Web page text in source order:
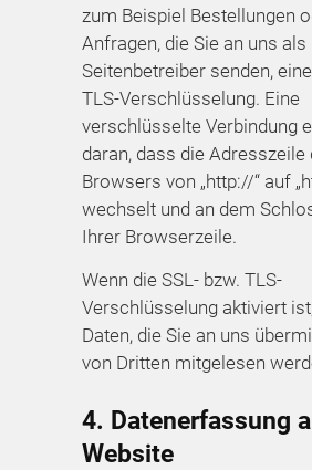
zum Beispiel Bestellungen
Anfragen, die Sie an uns als
Seitenbetreiber senden,
TLS-Verschlüsselung. Eine
verschlüsselte Verbindung
daran, dass die Adresszeile
Browsers von „http://“ auf
wechselt und an dem
Ihrer Browserzeile.
Wenn die SSL- bzw. TLS-
Verschlüsselung aktiviert
Daten, die Sie an uns
von Dritten mitgelesen
4. Datenerfassung
Website